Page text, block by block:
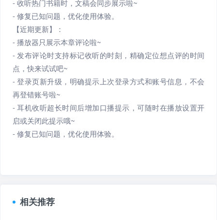
- 收听热门书籍时，文稿会同步展示啦~
- 修复已知问题，优化使用体验。
【近期更新】：
- 播放器只展示本章评论啦~
- 发布评论时支持标记收听的时刻，精确定位想点评的时间
点，快来试试吧~
- 登录页新升级，明确提示上次登录方式和账号信息，不会
再登错账号啦~
- 耳机收听超长时间后增加口播提示，可随时在播放设置开
启或关闭此提示哦~
- 修复已知问题，优化使用体验。
相关推荐